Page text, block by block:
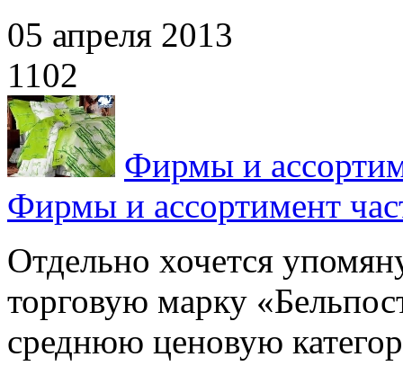
05 апреля 2013
1102
Фирмы и
Фирмы и ассортимент
Отдельно хочется
торговую марку
среднюю ценовую